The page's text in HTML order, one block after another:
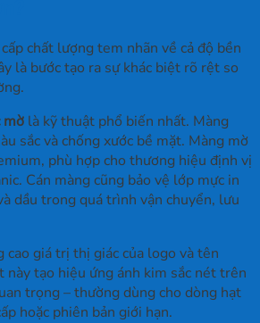
chất lượng tem nhãn về cả độ bền
là bước tạo ra sự khác biệt rõ rệt so
mờ là kỹ thuật phổ biến nhất. Màng
sắc và chống xước bề mặt. Màng mờ
phù hợp cho thương hiệu định vị
Cán màng cũng bảo vệ lớp mực in
dầu trong quá trình vận chuyển, lưu
cao giá trị thị giác của logo và tên
tạo hiệu ứng ánh kim sắc nét trên
trọng – thường dùng cho dòng hạt
hoặc phiên bản giới hạn.